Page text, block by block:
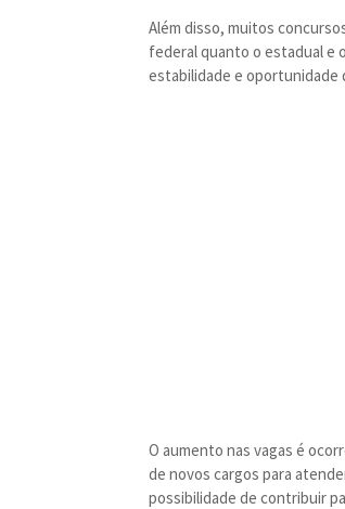
Além disso, muitos
federal quanto o estadual e
estabilidade e oportunidade
O aumento nas vagas é
de novos cargos para
possibilidade de contribuir